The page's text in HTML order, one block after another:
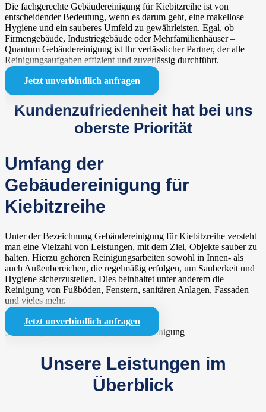
Die fachgerechte Gebäudereinigung für Kiebitzreihe ist von
entscheidender Bedeutung, wenn es darum geht, eine makellose
Hygiene und ein sauberes Umfeld zu gewährleisten. Egal, ob
Firmengebäude, Industriegebäude oder Mehrfamilienhäuser –
Quantum Gebäudereinigung ist Ihr verlässlicher Partner, der alle
Reinigungsaufgaben effizient und zuverlässig durchführt.
Jetzt unverbindlich anfragen
Kundenzufriedenheit hat bei uns
oberste Priorität
Umfang der
Gebäudereinigung für
Kiebitzreihe
Unter der Bezeichnung Gebäudereinigung für Kiebitzreihe versteht
man eine Vielzahl von Leistungen, mit dem Ziel, Objekte sauber zu
halten. Hierzu gehören Reinigungsarbeiten sowohl in Innen- als
auch Außenbereichen, die regelmäßig erfolgen, um Sauberkeit und
Hygiene sicherzustellen. Dies beinhaltet unter anderem die
Reinigung von Fußböden, Fenstern, sanitären Anlagen, Fassaden
und vieles mehr.
Jetzt unverbindlich anfragen
Unsere Leistungen im
Überblick